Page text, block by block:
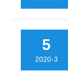
5
2020-3